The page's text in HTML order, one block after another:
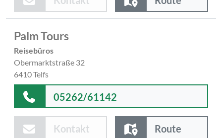
Palm Tours
Reisebüros
Obermarktstraße 32
6410 Telfs
05262/61142
Kontakt Route